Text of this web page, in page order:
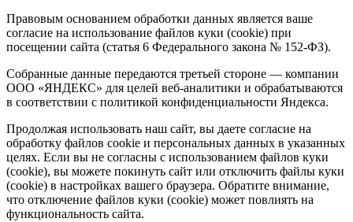
Правовым основанием обработки данных является ваше
согласие на использование файлов куки (cookie) при
посещении сайта (статья 6 Федерального закона № 152-ФЗ).
Собранные данные передаются третьей стороне — компании
ООО «ЯНДЕКС» для целей веб-аналитики и обрабатываются
в соответствии с политикой конфиденциальности Яндекса.
Продолжая использовать наш сайт, вы даете согласие на
обработку файлов cookie и персональных данных в указанных
целях. Если вы не согласны с использованием файлов куки
(cookie), вы можете покинуть сайт или отключить файлы куки
(cookie) в настройках вашего браузера. Обратите внимание,
что отключение файлов куки (cookie) может повлиять на
функциональность сайта.